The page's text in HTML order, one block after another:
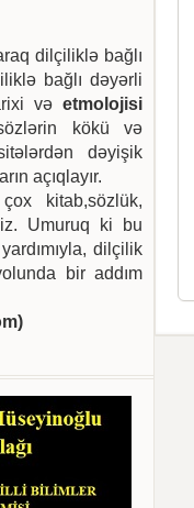
dilçiliklə bağlı
bağlı dəyərli
vəetmolojisi
kökü və
dəyişik
açıqlayır.
kitab,sözlük,
Umuruq ki bu
dilçilik
bir addım
)